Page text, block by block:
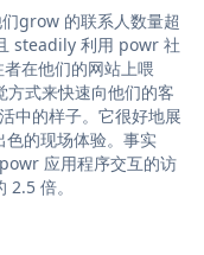
grow 的联系人数量超
steadily 利用 powr 社
在他们的网站上喂
式来快速向他们的客
中的样子。它很好地展
的现场体验。事实
应用程序交互的访
倍。